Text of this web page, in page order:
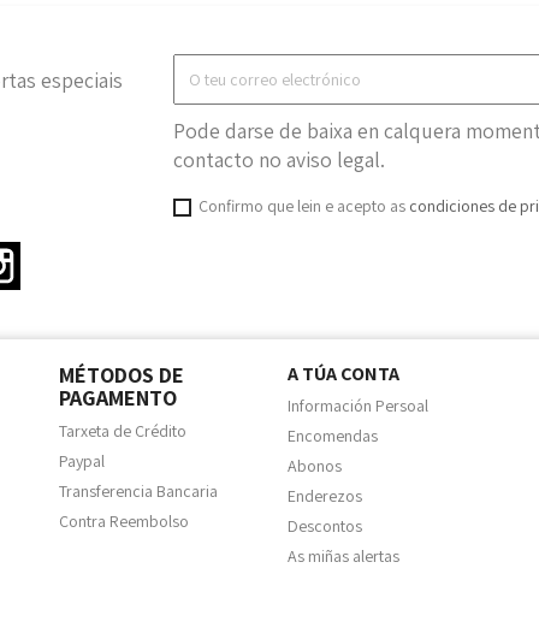
especiais
Pode darse de baixa en calquera
contacto no aviso legal.
Confirmo que lein e acepto as condiciones de
MÉTODOS DE
PAGAMENTO
Tarxeta de Crédito
Paypal
Transferencia Bancaria
Contra Reembolso
A TÚA CONTA
Información Persoal
Encomendas
Abonos
Enderezos
Descontos
As miñas alertas